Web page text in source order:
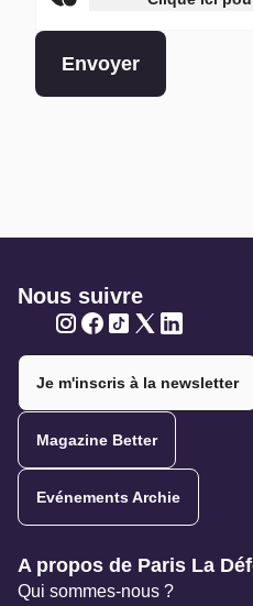
Nous suivre
Je m'inscris à la newsletter
Magazine Better
Evénements Archie
Navigation secondaire
A propos de Paris La
Qui sommes-nous ?